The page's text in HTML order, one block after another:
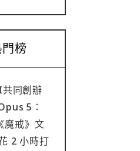
榜
同創辦
5：
魔戒》文
2 小時打